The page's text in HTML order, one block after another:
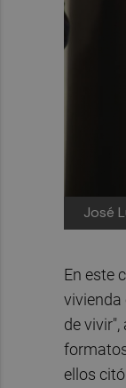
José
En este
vivienda
de
ellos